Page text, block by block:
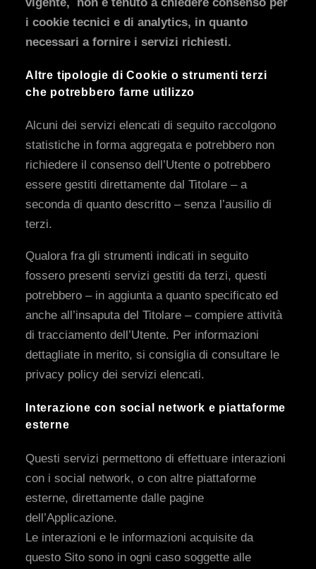
i cookie tecnici e di analytics, in quanto
necessari a fornire i servizi richiesti.
Altre tipologie di Cookie o strumenti terzi
che potrebbero farne utilizzo
Alcuni dei servizi elencati di seguito raccolgono
statistiche in forma aggregata e potrebbero non
richiedere il consenso dell’Utente o potrebbero
essere gestiti direttamente dal Titolare – a
seconda di quanto descritto – senza l’ausilio di
terzi.
Qualora fra gli strumenti indicati in seguito
fossero presenti servizi gestiti da terzi, questi
potrebbero – in aggiunta a quanto specificato ed
anche all’insaputa del Titolare – compiere attività
di tracciamento dell’Utente. Per informazioni
dettagliate in merito, si consiglia di consultare le
privacy policy dei servizi elencati.
Interazione con social network e piattaforme
esterne
Questi servizi permettono di effettuare interazioni
con i social network, o con altre piattaforme
esterne, direttamente dalle pagine
dell’Applicazione.
Le interazioni e le informazioni acquisite da
questo Sito sono in ogni caso soggette alle